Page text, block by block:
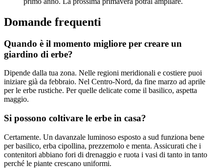
Domande frequenti
Quando è il momento migliore per creare un
giardino di erbe?
Dipende dalla tua zona. Nelle regioni meridionali e costiere puoi
iniziare già da febbraio. Nel Centro-Nord, da fine marzo ad aprile
per le erbe rustiche. Per quelle delicate come il basilico, aspetta
maggio.
Si possono coltivare le erbe in casa?
Certamente. Un davanzale luminoso esposto a sud funziona bene
per basilico, erba cipollina, prezzemolo e menta. Assicurati che i
contenitori abbiano fori di drenaggio e ruota i vasi di tanto in tanto
perché le piante crescano uniformi.